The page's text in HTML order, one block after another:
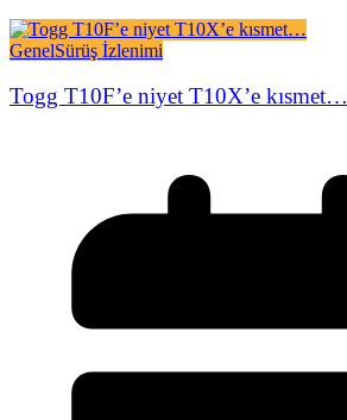
GenelSürüş İzlenimi
Togg T10F’e niyet T10X’e kısmet…